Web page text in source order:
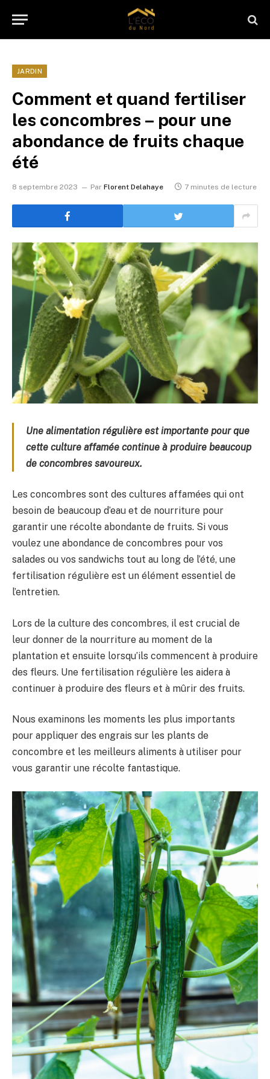
JARDIN
Comment et quand fertiliser
les concombres – pour une
abondance de fruits chaque
été
8 septembre 2023 Par Florent Delahaye 7 minutes de lecture
Une alimentation régulière est importante pour que
cette culture affamée continue à produire beaucoup
de concombres savoureux.
Les concombres sont des cultures affamées qui ont
besoin de beaucoup d’eau et de nourriture pour
garantir une récolte abondante de fruits. Si vous
voulez une abondance de concombres pour vos
salades ou vos sandwichs tout au long de l’été, une
fertilisation régulière est un élément essentiel de
l’entretien.
Lors de la culture des concombres, il est crucial de
leur donner de la nourriture au moment de la
plantation et ensuite lorsqu’ils commencent à produire
des fleurs. Une fertilisation régulière les aidera à
continuer à produire des fleurs et à mûrir des fruits.
Nous examinons les moments les plus importants
pour appliquer des engrais sur les plants de
concombre et les meilleurs aliments à utiliser pour
vous garantir une récolte fantastique.